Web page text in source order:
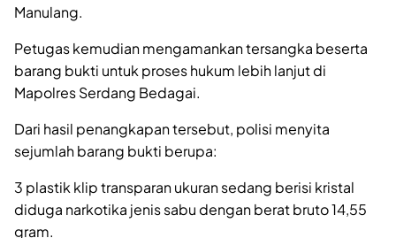
Manulang.
Petugas kemudian mengamankan tersangka beserta
barang bukti untuk proses hukum lebih lanjut di
Mapolres Serdang Bedagai.
Dari hasil penangkapan tersebut, polisi menyita
sejumlah barang bukti berupa:
3 plastik klip transparan ukuran sedang berisi kristal
diduga narkotika jenis sabu dengan berat bruto 14,55
gram.